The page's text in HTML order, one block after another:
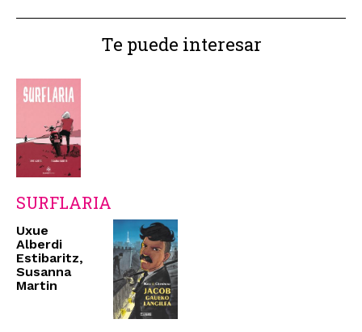
Te puede interesar
SURFLARIA
Uxue
Alberdi
Estibaritz,
Susanna
Martin